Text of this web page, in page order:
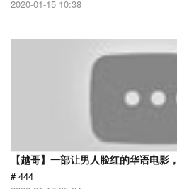
2020-01-15 10:38
【越哥】一部让男人脸红的华语电影
# 444